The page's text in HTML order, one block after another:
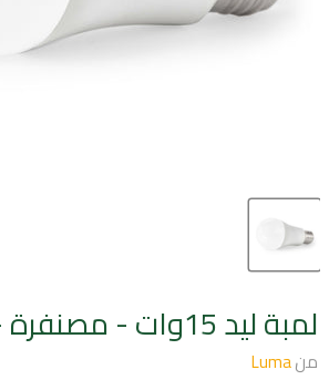
لمبة ليد 15وات - مصنفرة -ابيض LUMA
منLuma